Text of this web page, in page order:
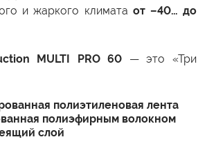
и жаркого климата от –40… до
MULTI PRO 60 — это «Три
полиэтиленовая лента
полиэфирным волокном
слой